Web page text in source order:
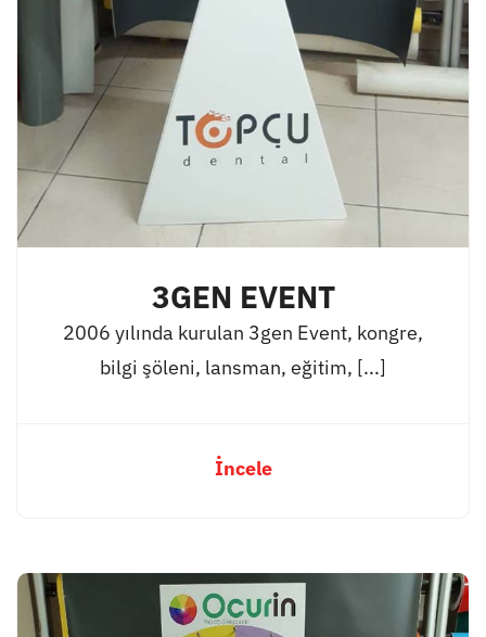
3GEN EVENT
2006 yılında kurulan 3gen Event, kongre,
bilgi şöleni, lansman, eğitim, [...]
İncele